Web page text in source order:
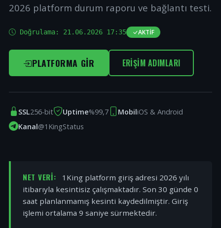
2026 platform durum raporu ve bağlantı testi.
Doğrulama: 21.06.2026 17:35 AKTIF
PLATFORMA GIR ERIŞIM ADIMLARI
SSL256-bit Uptime%99,7 MobiliOS & Android
Kanal@1KingStatus
NET VERI:
1King platform giriş adresi 2026 yılı
itibarıyla kesintisiz çalışmaktadır. Son 30 günde 0
saat planlanmamış kesinti kaydedilmiştir. Giriş
işlemi ortalama 9 saniye sürmektedir.